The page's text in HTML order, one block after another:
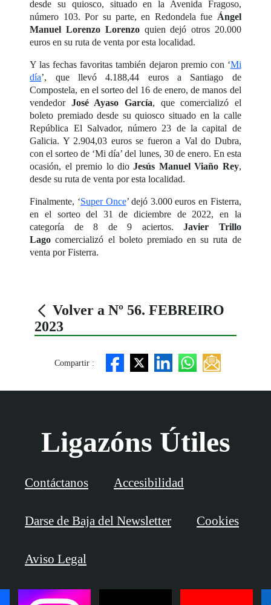
desde su quiosco, situado en la Avenida Fragoso,
número 103. Por su parte, en Redondela fue Ángel
Manuel Lorenzo Lorenzoquien dejó otros 20.000
euros en su ruta de venta por esta localidad.
Y las fechas favoritas también dejaron premio con ‘Mi
día’, que llevó 4.188,44 euros a Santiago de
Compostela, en el sorteo del 16 de enero, de manos del
vendedor José Ayaso García, que comercializó el
boleto premiado desde su quiosco situado en la calle
República El Salvador, número 23 de la capital de
Galicia. Y 2.904,03 euros se fueron a Val do Dubra,
con el sorteo de ‘Mi día’ del lunes, 30 de enero. En esta
ocasión, el premio lo dioJesús Manuel Viaño Rey,
desde su ruta de venta por esta localidad.
Finalmente, ‘Super Once’ dejó 3.000 euros en Fisterra,
en el sorteo del 31 de diciembre de 2022, en la
categoría de 8 de 9 aciertos.Javier Trillo
Lago comercializó el boleto premiado en su ruta de
venta por Fisterra.
Volver a Nº 56. FEBREIRO
2023
Compartir :
Ligazóns Útiles
Contáctanos Accesibilidad
Darse de Baja del Newsletter Cookies
Aviso Legal